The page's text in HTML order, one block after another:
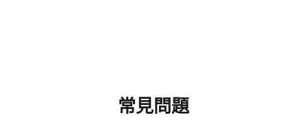
常見問題